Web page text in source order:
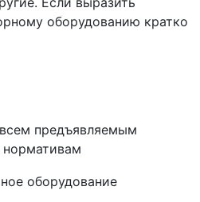
оборудованию кратко
предъявляемым
нормативам